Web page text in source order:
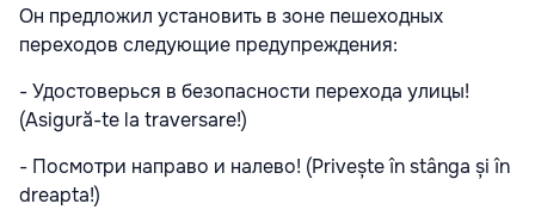
Он предложил установить в зоне пешеходных
переходов следующие предупреждения:
-️ Удостоверься в безопасности перехода улицы!
(Asigură-te la traversare!)
-️ Посмотри направо и налево! (Privește în stânga și în
dreapta!)